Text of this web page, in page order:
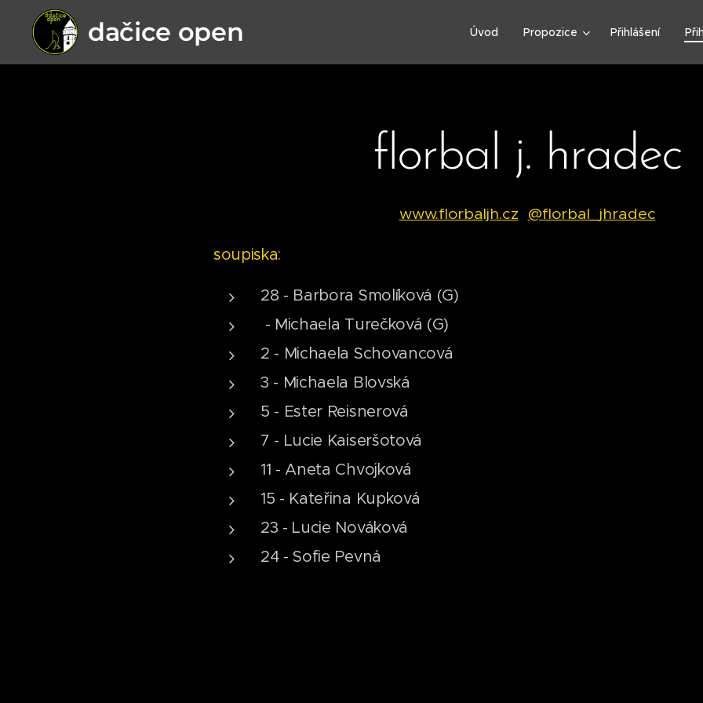
dačice open Úvod Propozice Přihlášení
florbal j. hradec
www.florbaljh.cz @florbal_jhradec
soupiska:
28 - Barbora Smolíková (G)
- Michaela Turečková (G)
2 - Michaela Schovancová
3 - Michaela Blovská
5 - Ester Reisnerová
7 - Lucie Kaiseršotová
11 - Aneta Chvojková
15 - Kateřina Kupková
23 - Lucie Nováková
24 - Sofie Pevná